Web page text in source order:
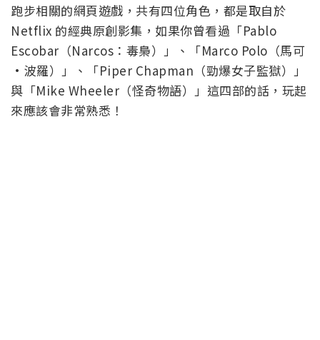
跑步相關的網頁遊戲，共有四位角色，都是取自於
Netflix 的經典原創影集，如果你曾看過「Pablo
Escobar（Narcos：毒梟）」、「Marco Polo（馬可
·波羅）」、「Piper Chapman（勁爆女子監獄）」
與「Mike Wheeler（怪奇物語）」這四部的話，玩起
來應該會非常熟悉！